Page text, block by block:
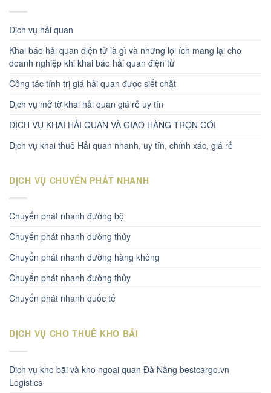
Dịch vụ hải quan
Khai báo hải quan điện tử là gì và những lợi ích mang lại cho
doanh nghiệp khi khai báo hải quan điện tử
Công tác tính trị giá hải quan được siết chặt
Dịch vụ mở tờ khai hải quan giá rẻ uy tín
DỊCH VỤ KHAI HẢI QUAN VÀ GIAO HÀNG TRỌN GÓI
Dịch vụ khai thuê Hải quan nhanh, uy tín, chính xác, giá rẻ
DỊCH VỤ CHUYỂN PHÁT NHANH
Chuyển phát nhanh đường bộ
Chuyển phát nhanh dường thủy
Chuyển phát nhanh đường hàng không
Chuyển phát nhanh đường thủy
Chuyển phát nhanh quốc tế
DỊCH VỤ CHO THUÊ KHO BÃI
Dịch vụ kho bãi và kho ngoại quan Đà Nẵng bestcargo.vn
Logistics